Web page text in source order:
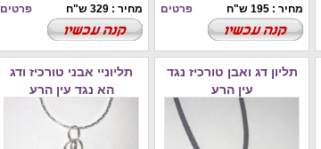
מחיר : 195 ש"ח פרטים מחיר : 329 ש"ח פרטים
תליון דג ואבן טורכיז נגד
עין הרע
תליוניי אבני טורכיז ודג
הא נגד עין הרע